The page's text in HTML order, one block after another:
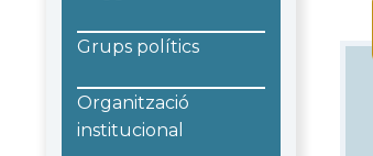
Grups polítics
Organització
institucional